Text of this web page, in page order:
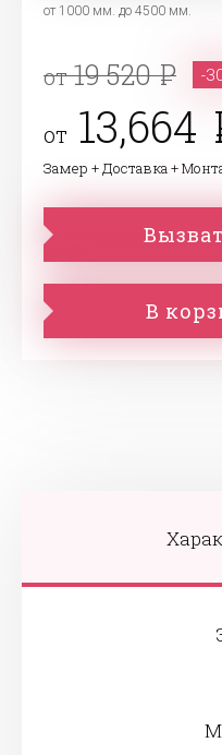
от 1000 мм. до 4500 мм.
от19 520 -
от 13,664
Замер + Доставка +
В